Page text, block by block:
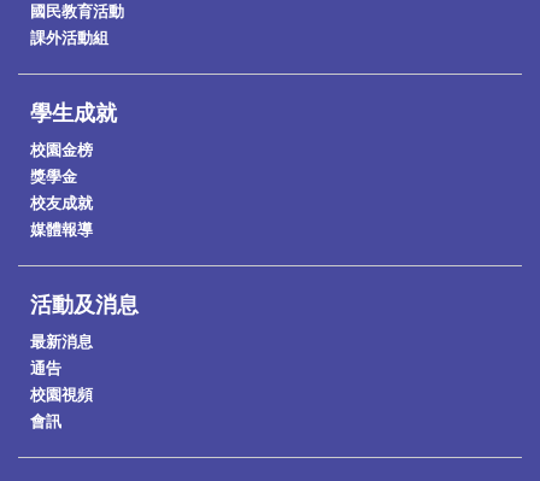
國民教育活動
課外活動組
學生成就
校園金榜
獎學金
校友成就
媒體報導
活動及消息
最新消息
通告
校園視頻
會訊